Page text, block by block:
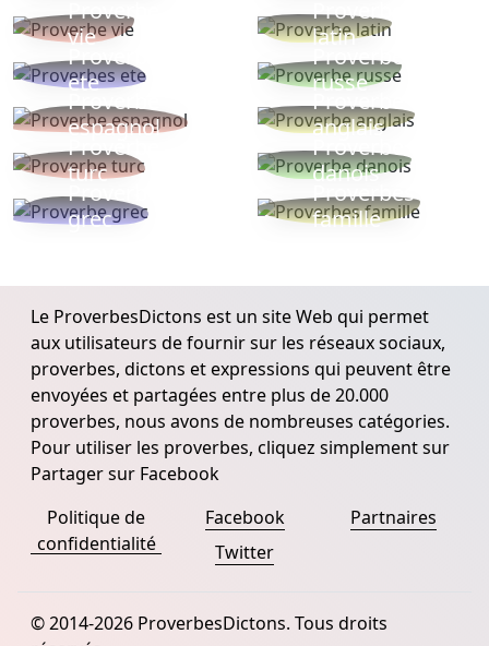
Proverbe
vie
Proverbe
latin
Proverbes
ete
Proverbe
russe
Proverbe
espagnol
Proverbe
anglais
Proverbe
turc
Proverbe
danois
Proverbe
grec
Proverbes
famille
Le ProverbesDictons est un site Web qui permet
aux utilisateurs de fournir sur les réseaux sociaux,
proverbes, dictons et expressions qui peuvent être
envoyées et partagées entre plus de 20.000
proverbes, nous avons de nombreuses catégories.
Pour utiliser les proverbes, cliquez simplement sur
Partager sur Facebook
Politique de
confidentialité
Facebook
Twitter
Partnaires
© 2014-2026 ProverbesDictons. Tous droits